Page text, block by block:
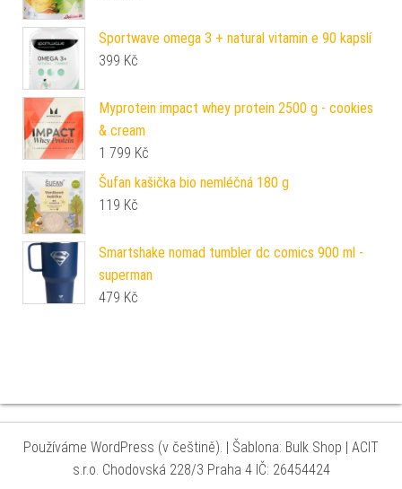
Sportwave omega 3 + natural vitamin e 90 kapslí
399 Kč
Myprotein impact whey protein 2500 g - cookies
& cream
1 799 Kč
Šufan kašička bio nemléčná 180 g
119 Kč
Smartshake nomad tumbler dc comics 900 ml -
superman
479 Kč
Používáme WordPress (v češtině). | Šablona: Bulk Shop | ACIT
s.r.o. Chodovská 228/3 Praha 4 IČ: 26454424